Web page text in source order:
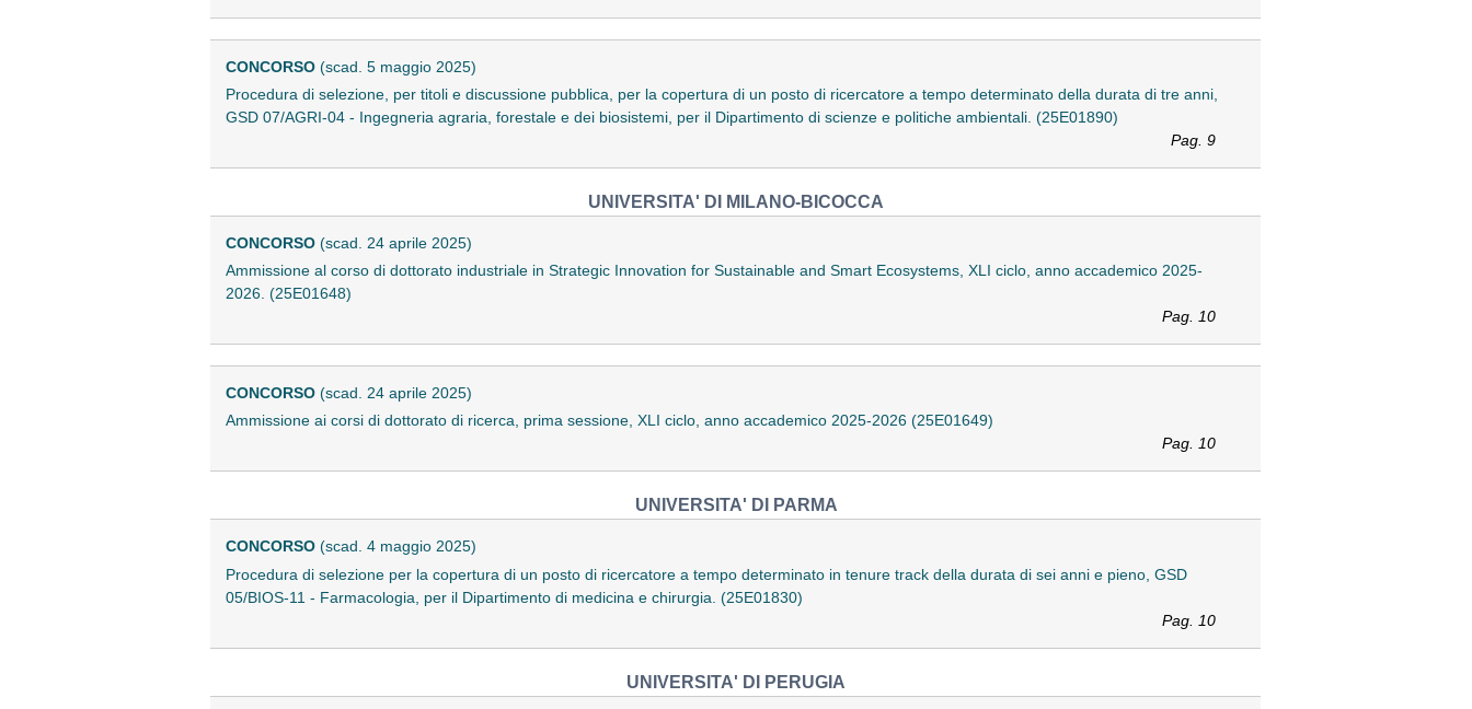
CONCORSO (scad. 5 maggio 2025)
Procedura di selezione, per titoli e discussione pubblica, per la copertura di un posto di ricercatore a tempo determinato della durata di tre anni,
GSD 07/AGRI-04 - Ingegneria agraria, forestale e dei biosistemi, per il Dipartimento di scienze e politiche ambientali. (25E01890)
Pag. 9
UNIVERSITA' DI MILANO-BICOCCA
CONCORSO (scad. 24 aprile 2025)
Ammissione al corso di dottorato industriale in Strategic Innovation for Sustainable and Smart Ecosystems, XLI ciclo, anno accademico 2025-
2026. (25E01648)
Pag. 10
CONCORSO (scad. 24 aprile 2025)
Ammissione ai corsi di dottorato di ricerca, prima sessione, XLI ciclo, anno accademico 2025-2026 (25E01649)
Pag. 10
UNIVERSITA' DI PARMA
CONCORSO (scad. 4 maggio 2025)
Procedura di selezione per la copertura di un posto di ricercatore a tempo determinato in tenure track della durata di sei anni e pieno, GSD
05/BIOS-11 - Farmacologia, per il Dipartimento di medicina e chirurgia. (25E01830)
Pag. 10
UNIVERSITA' DI PERUGIA